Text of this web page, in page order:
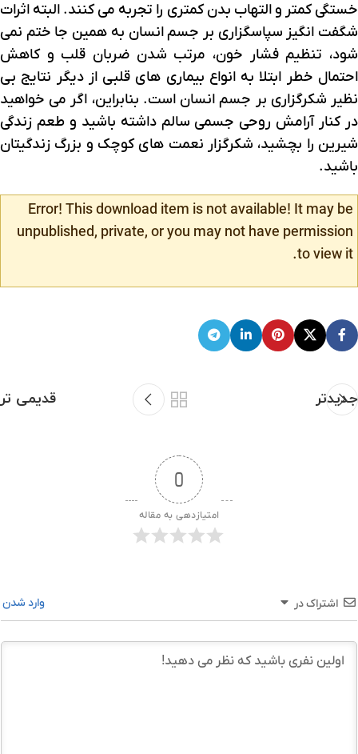
خستگی کمتر و التهاب بدن کمتری را تجربه می کنند. البته اثرات
شگفت انگیز سپاسگزاری بر جسم انسان به همین جا ختم نمی
شود، تنظیم فشار خون، مرتب شدن ضربان قلب و کاهش
احتمال خطر ابتلا به انواع بیماری های قلبی از دیگر نتایج بی
نظیر شکرگزاری بر جسم انسان است. بنابراین، اگر می خواهید
در کنار آرامش روحی جسمی سالم داشته باشید و طعم زندگی
شیرین را بچشید، شکرگزار نعمت های کوچک و بزرگ زندگیتان
باشید.
Error! This download item is not available! It may be
unpublished, private, or you may not have permission
to view it.
جدیدتر قدیمی تر
0
امتیازدهی به مقاله
اشتراک در وارد شدن